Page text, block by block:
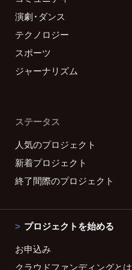
演劇・ダンス
テクノロジー
スポーツ
ジャーナリズム
ステータス
人気のプロジェクト
新着プロジェクト
終了間際のプロジェクト
プロジェクトを始める
お申込み
クラウドファンディングとは